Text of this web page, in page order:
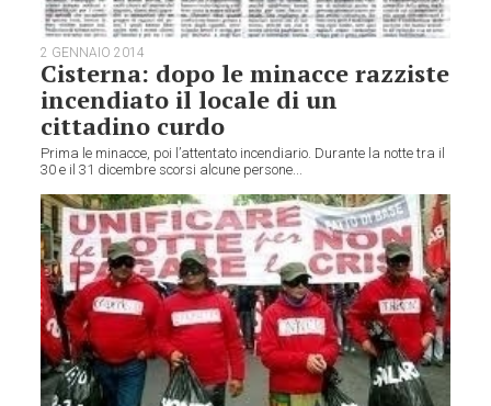
2 GENNAIO 2014
Cisterna: dopo le minacce razziste
incendiato il locale di un
cittadino curdo
Prima le minacce, poi l’attentato incendiario. Durante la notte tra il
30 e il 31 dicembre scorsi alcune persone...